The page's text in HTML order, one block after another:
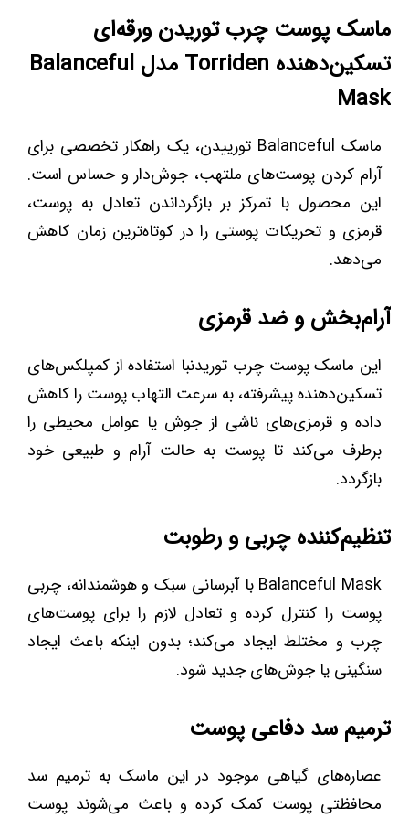
ماسک پوست چرب توریدن ورقه‌ای
تسکین‌دهنده Torriden مدل Balanceful
Mask
ماسک Balanceful تورییدن، یک راهکار تخصصی برای
آرام کردن پوست‌های ملتهب، جوش‌دار و حساس است.
این محصول با تمرکز بر بازگرداندن تعادل به پوست،
قرمزی و تحریکات پوستی را در کوتاه‌ترین زمان کاهش
می‌دهد.
آرام‌بخش و ضد قرمزی
این ماسک پوست چرب توریدنبا استفاده از کمپلکس‌های
تسکین‌دهنده پیشرفته، به سرعت التهاب پوست را کاهش
داده و قرمزی‌های ناشی از جوش یا عوامل محیطی را
برطرف می‌کند تا پوست به حالت آرام و طبیعی خود
بازگردد.
تنظیم‌کننده چربی و رطوبت
Balanceful Mask با آبرسانی سبک و هوشمندانه، چربی
پوست را کنترل کرده و تعادل لازم را برای پوست‌های
چرب و مختلط ایجاد می‌کند؛ بدون اینکه باعث ایجاد
سنگینی یا جوش‌های جدید شود.
ترمیم سد دفاعی پوست
عصاره‌های گیاهی موجود در این ماسک به ترمیم سد
محافظتی پوست کمک کرده و باعث می‌شوند پوست